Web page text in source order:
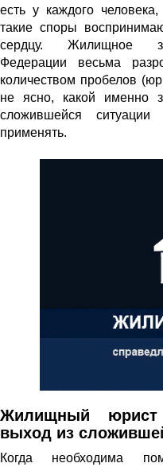
есть у каждого
такие споры
сердцу. Жилищное
Федерации весьма
количеством пробелов
не ясно, какой именно
сложившейся
применять.
Жилищный
выход из
Когда необходима